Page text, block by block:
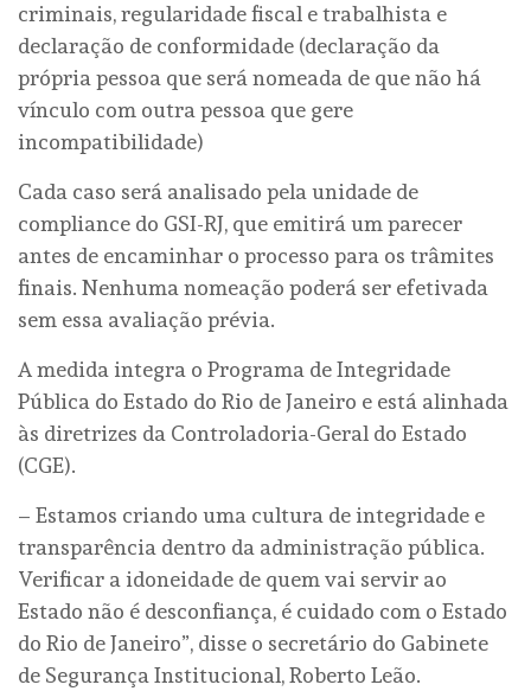
criminais, regularidade fiscal e trabalhista e
declaração de conformidade (declaração da
própria pessoa que será nomeada de que não há
vínculo com outra pessoa que gere
incompatibilidade)
Cada caso será analisado pela unidade de
compliance do GSI-RJ, que emitirá um parecer
antes de encaminhar o processo para os trâmites
finais. Nenhuma nomeação poderá ser efetivada
sem essa avaliação prévia.
A medida integra o Programa de Integridade
Pública do Estado do Rio de Janeiro e está alinhada
às diretrizes da Controladoria-Geral do Estado
(CGE).
– Estamos criando uma cultura de integridade e
transparência dentro da administração pública.
Verificar a idoneidade de quem vai servir ao
Estado não é desconfiança, é cuidado com o Estado
do Rio de Janeiro”, disse o secretário do Gabinete
de Segurança Institucional, Roberto Leão.